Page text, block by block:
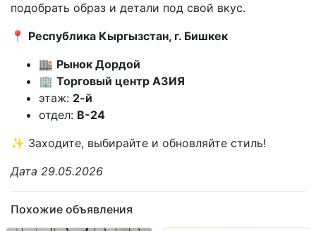
подобрать образ и детали под свой вкус.
📍 Республика Кыргызстан, г. Бишкек
🏬 Рынок Дордой
🏢 Торговый центр АЗИЯ
этаж: 2-й
отдел: В-24
✨ Заходите, выбирайте и обновляйте стиль!
Дата 29.05.2026
Похожие объявления